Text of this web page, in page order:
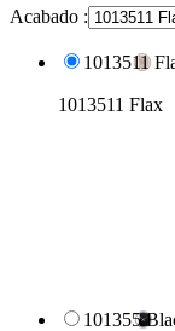
Acabado :
1013511
1013511 Flax
101355